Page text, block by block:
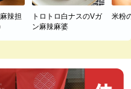
辣担
トロトロ白ナスのVガ
ン麻辣麻婆
米粉